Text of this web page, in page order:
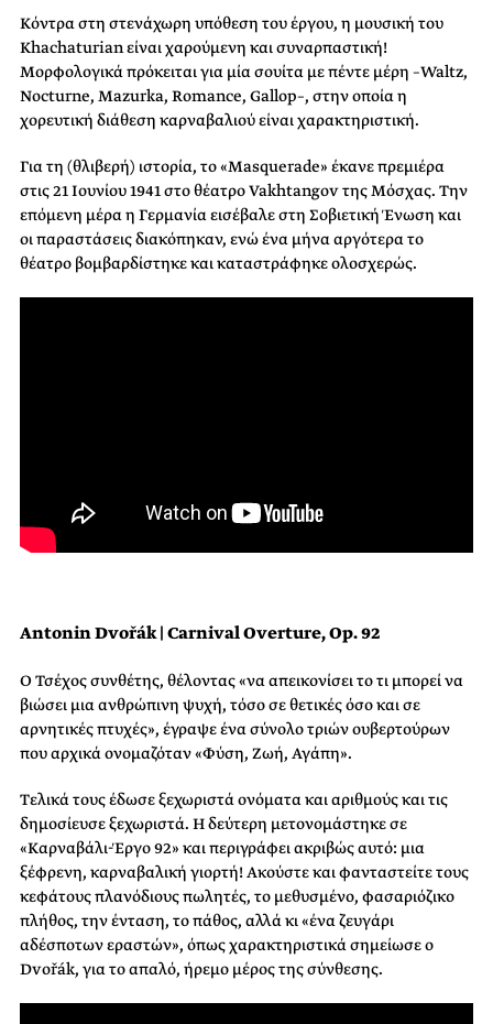
Κόντρα στη στενάχωρη υπόθεση του έργου, η μουσική του
Khachaturian είναι χαρούμενη και συναρπαστική!
Μορφολογικά πρόκειται για μία σουίτα με πέντε μέρη –Waltz,
Nocturne, Mazurka, Romance, Gallop–, στην οποία η
χορευτική διάθεση καρναβαλιού είναι χαρακτηριστική.
Για τη (θλιβερή) ιστορία, το «Masquerade» έκανε πρεμιέρα
στις 21 Ιουνίου 1941 στο θέατρο Vakhtangov της Μόσχας. Την
επόμενη μέρα η Γερμανία εισέβαλε στη Σοβιετική Ένωση και
οι παραστάσεις διακόπηκαν, ενώ ένα μήνα αργότερα το
θέατρο βομβαρδίστηκε και καταστράφηκε ολοσχερώς.
Antonin Dvořák | Carnival Overture, Op. 92
Ο Τσέχος συνθέτης, θέλοντας «να απεικονίσει το τι μπορεί να
βιώσει μια ανθρώπινη ψυχή, τόσο σε θετικές όσο και σε
αρνητικές πτυχές», έγραψε ένα σύνολο τριών ουβερτούρων
που αρχικά ονομαζόταν «Φύση, Ζωή, Αγάπη».
Τελικά τους έδωσε ξεχωριστά ονόματα και αριθμούς και τις
δημοσίευσε ξεχωριστά. Η δεύτερη μετονομάστηκε σε
«Καρναβάλι-Έργο 92» και περιγράφει ακριβώς αυτό: μια
ξέφρενη, καρναβαλική γιορτή! Ακούστε και φανταστείτε τους
κεφάτους πλανόδιους πωλητές, το μεθυσμένο, φασαριόζικο
πλήθος, την ένταση, το πάθος, αλλά κι «ένα ζευγάρι
αδέσποτων εραστών», όπως χαρακτηριστικά σημείωσε ο
Dvořák, για το απαλό, ήρεμο μέρος της σύνθεσης.